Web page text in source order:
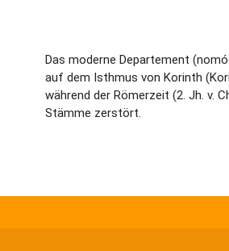
Das moderne Departement
auf dem Isthmus von Korinth
während der Römerzeit (2. Jh. v.
Stämme zerstört.